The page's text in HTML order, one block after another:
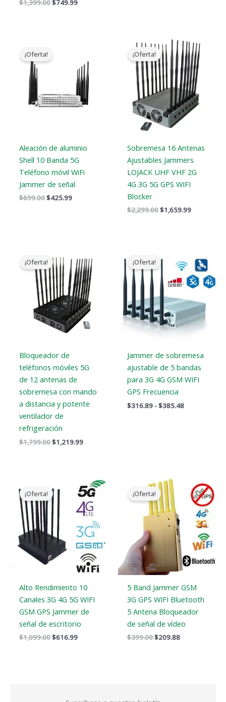
$1,399.00$749.99
¡Oferta!
Aleación de aluminio
Shell 10 Banda 5G
Teléfono móvil WiFi
Jammer de señal
$699.00
original
$425.99
es:
$425.99.
¡Oferta!
Sobremesa 16 Antenas
Ajustables Jammers
LOJACK UHF VHF 2G
4G 3G 5G GPS WIFI
Blocker
$2,299.00
precio
original
era:
$2,299.00.
$1,659.99
El
precio
actual
es:
$1,659.99.
¡Oferta!
Bloqueador de
teléfonos móviles 5G
de 12 antenas de
sobremesa con mando
a distancia y potente
ventilador de
refrigeración
$1,799.00
precio
original
era:
$1,799.00.
$1,219.99
precio
actual
es:
$1,219.99.
¡Oferta!
Jammer de sobremesa
ajustable de 5 bandas
para 3G 4G GSM WIFI
GPS Frecuencia
$316.89 -$385.48
precios:
$316.89
a
$385.48
¡Oferta!
Alto Rendimiento 10
Canales 3G 4G 5G WIFI
GSM GPS Jammer de
señal de escritorio
$1,099.00
precio
original
era:
$1,099.00.
$616.99
precio
actual
es:
$616.99.
¡Oferta!
5 Band Jammer GSM
3G GPS WIFI Bluetooth
5 Antena Bloqueador
de señal de vídeo
$399.00
El
precio
original
era:
$399.00.
$209.88
precio
actual
$209.88.